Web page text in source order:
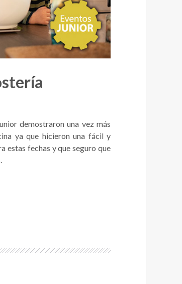
demostraron una vez más
ya que hicieron una fácil y
estas fechas y que seguro que